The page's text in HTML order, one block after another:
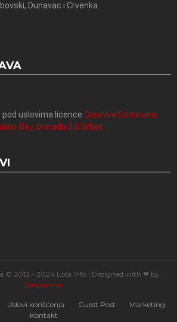
Dunavac i Crvenka.
pod uslovima licence Creative Commons
Bez prerada 3.0 Srbija.
© 2012 - 2024 Lobi Info | Designed with ❤ by
Responsive
Uslovi korišćenja Guest Post
Marketing
Kontakt